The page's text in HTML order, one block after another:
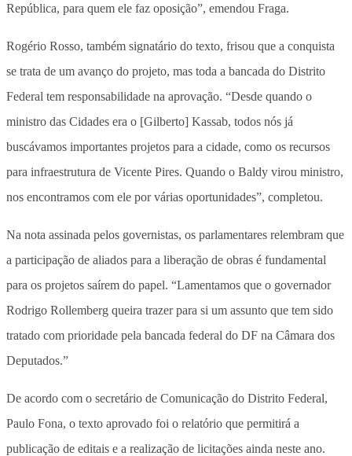
República, para quem ele faz oposição”, emendou Fraga.
Rogério Rosso, também signatário do texto, frisou que a conquista
se trata de um avanço do projeto, mas toda a bancada do Distrito
Federal tem responsabilidade na aprovação. “Desde quando o
ministro das Cidades era o [Gilberto] Kassab, todos nós já
buscávamos importantes projetos para a cidade, como os recursos
para infraestrutura de Vicente Pires. Quando o Baldy virou ministro,
nos encontramos com ele por várias oportunidades”, completou.
Na nota assinada pelos governistas, os parlamentares relembram que
a participação de aliados para a liberação de obras é fundamental
para os projetos saírem do papel. “Lamentamos que o governador
Rodrigo Rollemberg queira trazer para si um assunto que tem sido
tratado com prioridade pela bancada federal do DF na Câmara dos
Deputados.”
De acordo com o secretário de Comunicação do Distrito Federal,
Paulo Fona, o texto aprovado foi o relatório que permitirá a
publicação de editais e a realização de licitações ainda neste ano.